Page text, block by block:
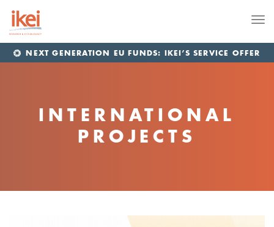
NEXT GENERATION EU FUNDS: IKEI’S SERVICE OFFER
INTERNATIONAL
PROJECTS